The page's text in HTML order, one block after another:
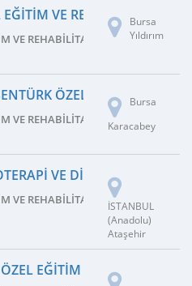
EĞITIM VE REHABILITASYON
VE REHABILITASYON MERKEZI
Bursa
Yıldırım
ÖZEL EĞITIM VE
VE REHABILITASYON MERKEZI
Bursa
Karacabey
VE DIL KONUŞMA
VE REHABILITASYON MERKEZI
İSTANBUL
(Anadolu)
Ataşehir
EĞITIM VE